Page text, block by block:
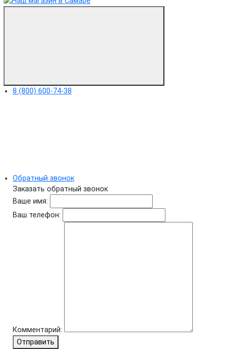
8 (800) 600-74-38
Обратный звонок
Заказать обратный звонок
Ваше имя:
Ваш телефон:
Комментарий:
Отправить